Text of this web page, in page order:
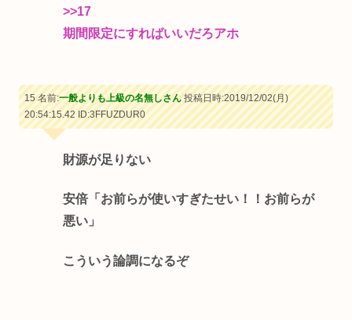
>>17
期間限定にすればいいだろアホ
15 名前:一般よりも上級の名無しさん投稿日時:2019/12/02(月)
20:54:15.42ID:3FFUZDUR0
財源が足りない
安倍「お前らが使いすぎたせい！！お前らが
悪い」
こういう論調になるぞ